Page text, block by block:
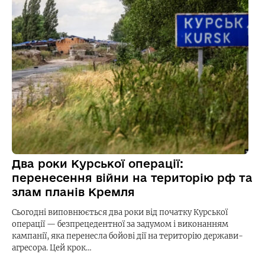
Два роки Курської операції:
перенесення війни на територію рф та
злам планів Кремля
Сьогодні виповнюється два роки від початку Курської
операції — безпрецедентної за задумом і виконанням
кампанії, яка перенесла бойові дії на територію держави-
агресора. Цей крок…